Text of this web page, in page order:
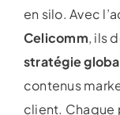
en silo. Avec
Celicomm, ils
stratégie
contenus
client. Chaque